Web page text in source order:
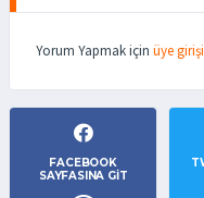
Yorum Yapmak için üye girişi
FACEBOOK
SAYFASINA GIT